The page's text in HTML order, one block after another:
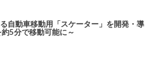
自動車移動用「スケーター」を開発・導
5分で移動可能に～